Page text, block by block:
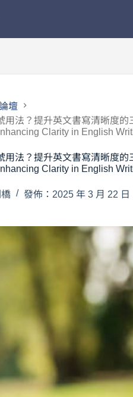
壇
用法？提升英文書寫清晰度
Clarity in English
用法？提升英文書寫清晰度
Clarity in English
發佈：2025 年 3 月 22 日